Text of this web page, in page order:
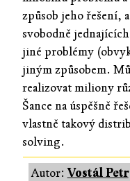
způsob jeho řešení,
svobodně
jiné problémy
jiným způsobem.
realizovat miliony
Šance na úspěšně
vlastně takový
solving.
Autor:Vostál Petr